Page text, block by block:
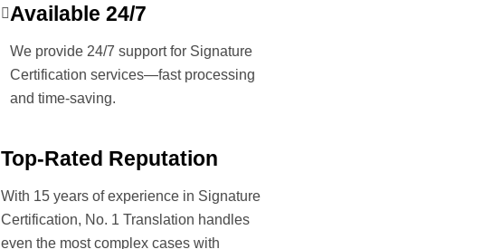
Available 24/7
We provide 24/7 support for Signature
Certification services—fast processing
and time-saving.
Top-Rated Reputation
With 15 years of experience in Signature
Certification, No. 1 Translation handles
even the most complex cases with